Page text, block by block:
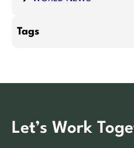
Tags
Let’s Work